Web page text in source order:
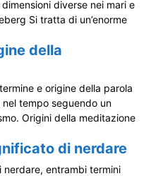
diverse nei mari e
Si tratta di un’enorme
della
e origine della parola
tempo seguendo un
Origini della meditazione
di nerdare
entrambi termini